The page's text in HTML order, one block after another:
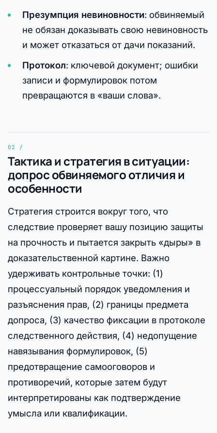
Презумпция невиновности: обвиняемый
не обязан доказывать свою невиновность
и может отказаться от дачи показаний.
Протокол: ключевой документ; ошибки
записи и формулировок потом
превращаются в «ваши слова».
Тактика и стратегия в ситуации:
допрос обвиняемого отличия и
особенности
Стратегия строится вокруг того, что
следствие проверяет вашу позицию защиты
на прочность и пытается закрыть «дыры» в
доказательственной картине. Важно
удерживать контрольные точки: (1)
процессуальный порядок уведомления и
разъяснения прав, (2) границы предмета
допроса, (3) качество фиксации в протоколе
следственного действия, (4) недопущение
навязывания формулировок, (5)
предотвращение самооговоров и
противоречий, которые затем будут
интерпретированы как подтверждение
умысла или квалификации.